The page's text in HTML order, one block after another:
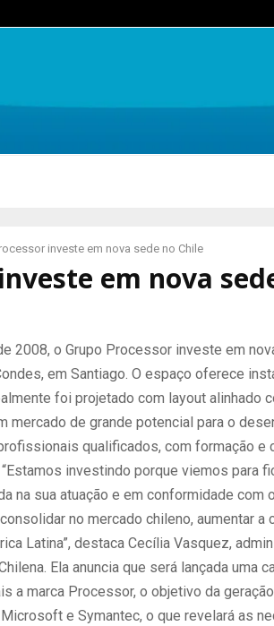
investe em nova sede no Chile
em nova
2008, o Grupo Processor investe em
em Santiago. O espaço oferece
foi projetado com layout alinhado
mercado de grande potencial para o
qualificados, com formação e
investindo porque viemos para
na sua atuação e em conformidade com
no mercado chileno, aumentar a
Latina”, destaca Cecília Vasquez,
Ela anuncia que será lançada uma
a marca Processor, o objetivo da
e Symantec, o que revelará as